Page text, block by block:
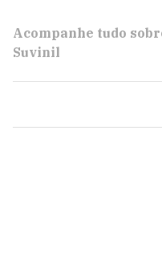
Acompanhe tudo
Suvinil